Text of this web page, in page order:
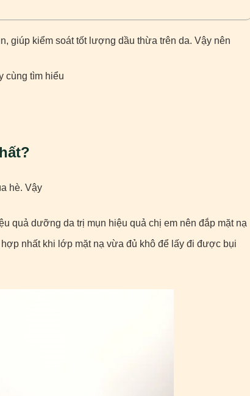
giúp kiểm soát tốt lượng dầu thừa trên da. Vậy nên
cùng tìm hiểu
hè. Vậy
quả dưỡng da trị mụn hiệu quả chị em nên đắp mặt nạ
nhất khi lớp mặt nạ vừa đủ khô để lấy đi được bụi